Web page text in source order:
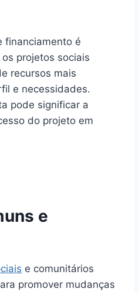
financiamento é
projetos sociais
recursos mais
e necessidades.
pode significar a
do projeto em
e
e comunitários
promover mudanças